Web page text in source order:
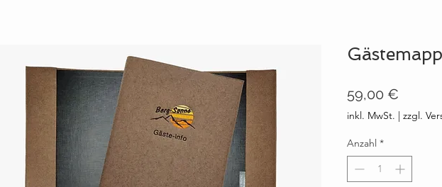
59,00 €
inkl. MwSt. | zzgl.
Anzahl *